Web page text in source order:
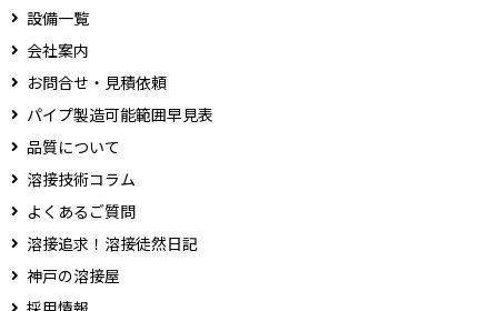
設備一覧
会社案内
お問合せ・見積依頼
パイプ製造可能範囲早見表
品質について
溶接技術コラム
よくあるご質問
溶接追求！溶接徒然日記
神戸の溶接屋